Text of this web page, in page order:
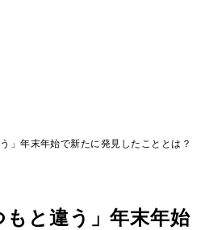
」年末年始で新たに発見したこととは？
と違う」年末年始